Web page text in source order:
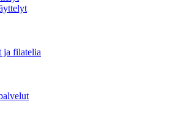
ja filatelia